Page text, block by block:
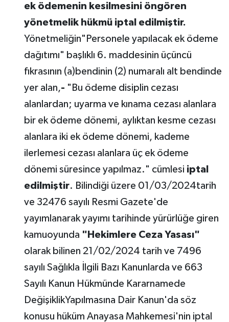
ek ödemenin kesilmesini öngören
yönetmelik hükmü iptal edilmiştir.
Yönetmeliğin"Personele yapılacak ek ödeme
dağıtımı" başlıklı 6. maddesinin üçüncü
fıkrasının (a)bendinin (2) numaralı alt bendinde
yer alan,- "Bu ödeme disiplin cezası
alanlardan; uyarma ve kınama cezası alanlara
bir ek ödeme dönemi, aylıktan kesme cezası
alanlara iki ek ödeme dönemi, kademe
ilerlemesi cezası alanlara üç ek ödeme
dönemi süresince yapılmaz." cümlesi iptal
edilmiştir. Bilindiği üzere 01/03/2024tarih
ve 32476 sayılı Resmi Gazete'de
yayımlanarak yayımı tarihinde yürürlüğe giren
kamuoyunda "Hekimlere Ceza Yasası"
olarak bilinen 21/02/2024 tarih ve 7496
sayılı Sağlıkla İlgili Bazı Kanunlarda ve 663
Sayılı Kanun Hükmünde Kararnamede
DeğişiklikYapılmasına Dair Kanun'da söz
konusu hüküm Anayasa Mahkemesi'nin iptal